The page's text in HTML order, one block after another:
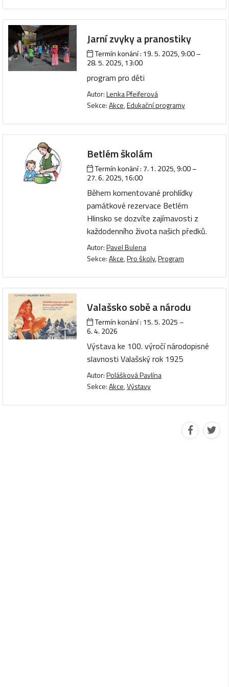
Jarní zvyky a pranostiky
Termín konání : 19. 5. 2025, 9:00–
28. 5. 2025, 13:00
program pro děti
Autor:Lenka Pfeiferová
Sekce:Akce,Edukační programy
Betlém školám
Termín konání : 7. 1. 2025, 9:00–
27. 6. 2025, 16:00
Během komentované prohlídky
památkové rezervace Betlém
Hlinsko se dozvíte zajímavosti z
každodenního života našich předků.
Autor:Pavel Bulena
Sekce:Akce,Pro školy,Program
Valašsko sobě a národu
Termín konání : 15. 5. 2025 –
6. 4. 2026
Výstava ke 100. výročí národopisné
slavnosti Valašský rok 1925
Autor:Polášková Pavlína
Sekce:Akce,Výstavy